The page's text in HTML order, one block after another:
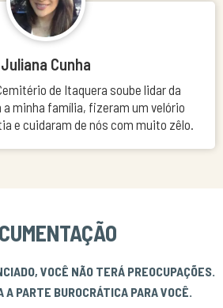
Juliana Cunha
de Itaquera soube lidar da
minha família, fizeram um velório
e cuidaram de nós com muito zêlo.
VOCÊ NÃO TERÁ PREOCUPAÇÕES.
A PARTE BUROCRÁTICA PARA VOCÊ.